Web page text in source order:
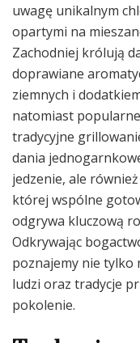
uwagę unikalnym
opartymi na
Zachodniej królują
doprawiane
ziemnych i
natomiast
tradycyjne
dania
jedzenie, ale
której wspólne
odgrywa kluczową
Odkrywając
poznajemy nie tylko
ludzi oraz tradycje
pokolenie.